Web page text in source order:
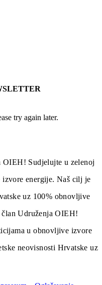
try again later.
OIEH! Sudjelujte u zelenoj
energije. Naš cilj je
uz 100% obnovljive
član Udruženja OIEH!
u obnovljive izvore
neovisnosti Hrvatske uz